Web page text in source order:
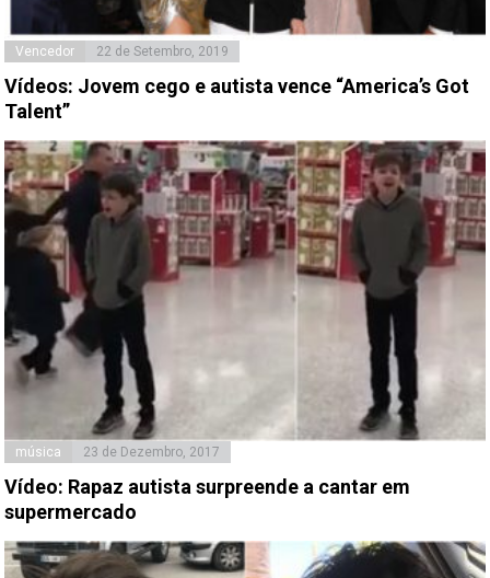
Vencedor 22 de Setembro, 2019
Vídeos: Jovem cego e autista vence “America’s Got
Talent”
música 23 de Dezembro, 2017
Vídeo: Rapaz autista surpreende a cantar em
supermercado